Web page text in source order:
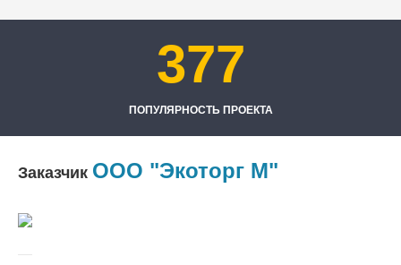
377
ПОПУЛЯРНОСТЬ ПРОЕКТА
Заказчик ООО "Экоторг М"